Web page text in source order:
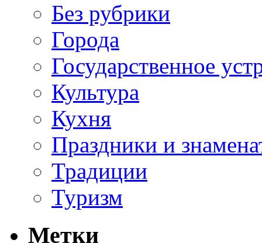
Без рубрики
Города
Государственное
Культура
Кухня
Праздники и
Традиции
Туризм
Метки